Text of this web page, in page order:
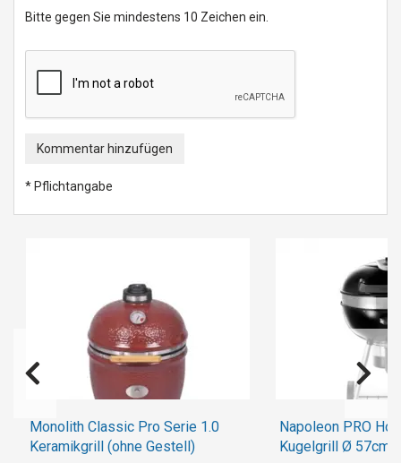
Bitte gegen Sie mindestens 10 Zeichen ein.
Kommentar hinzufügen
* Pflichtangabe
Monolith Classic Pro Serie 1.0
Keramikgrill (ohne Gestell)
Napoleon PRO
Kugelgrill Ø 57cm